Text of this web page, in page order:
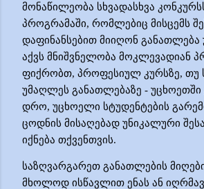
მონაწილეობა სხვადასხვა
პროგრამაში, რომლებიც მისცემს
დაფინანსებით მიიღონ განათლება
აქვს მნიშვნელობა მოკლევადიან
ფიქრობთ, პროფესიულ კურსზე, თუ
უმაღლეს განათლებაზე -
დრო, უცხოელი სტუდენტების
ცოდნის მისაღებად უნიკალური
იქნება თქვენთვის.
საზღვარგარეთ განათლების
მხოლოდ ისწავლით ენას ან